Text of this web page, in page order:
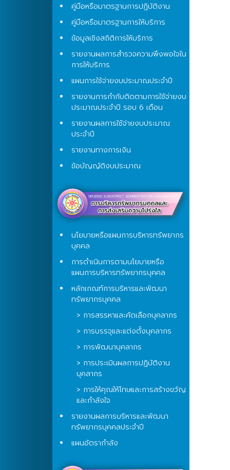
คู่มือหรือมาตรฐานการปฏิบัติงาน
คู่มือหรือมาตรฐานการให้บริการ
ข้อมูลเชิงสถิติการให้บริการ
รายงานผลการสำรวจความพึงพอใจใน
การให้บริการ
แผนการใช้จ่ายงบประมาณประจำปี
รายงานการกำกับติดตามการใช้จ่ายงบ
ประมาณประจำปี รอบ 6 เดือน
รายงานผลการใช้จ่ายงบประมาณ
ประจำปี
รายงานทางการเงิน
ข้อบัญญัติงบประมาณ
นโยบายหรือแผนการบริหารทรัพยากร
บุคคล
การดำเนินการตามนโยบายหรือ
แผนการบริหารทรัพยากรบุคคล
หลักเกณฑ์การบริหารและพัฒนา
ทรัพยากรบุคคล
> การสรรหาและคัดเลือกบุคลากร
> การบรรจุและแต่งตั้งบุคลากร
> การพัฒนาบุคลากร
> การประเมินผลการปฏิบัติงาน
บุคลากร
> การให้คุณให้โทษและการสร้างขวัญ
และกำลังใจ
รายงานผลการบริหารและพัฒนา
ทรัพยากรบุคคลประจำปี
แผนอัตรากำลัง